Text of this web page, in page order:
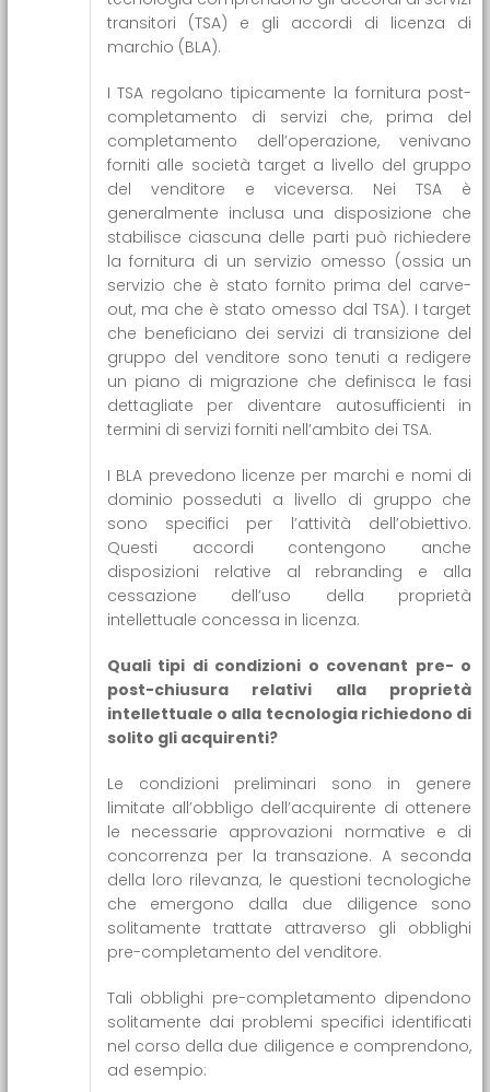
transitori (TSA) e gli accordi di licenza di
marchio (BLA).
I TSA regolano tipicamente la fornitura post-
completamento di servizi che, prima del
completamento dell’operazione, venivano
forniti alle società target a livello del gruppo
del venditore e viceversa. Nei TSA è
generalmente inclusa una disposizione che
stabilisce ciascuna delle parti può richiedere
la fornitura di un servizio omesso (ossia un
servizio che è stato fornito prima del carve-
out, ma che è stato omesso dal TSA). I target
che beneficiano dei servizi di transizione del
gruppo del venditore sono tenuti a redigere
un piano di migrazione che definisca le fasi
dettagliate per diventare autosufficienti in
termini di servizi forniti nell’ambito dei TSA.
I BLA prevedono licenze per marchi e nomi di
dominio posseduti a livello di gruppo che
sono specifici per l’attività dell’obiettivo.
Questi accordi contengono anche
disposizioni relative al rebranding e alla
cessazione dell’uso della proprietà
intellettuale concessa in licenza.
Quali tipi di condizioni o covenant pre- o
post-chiusura relativi alla proprietà
intellettuale o alla tecnologia richiedono di
solito gli acquirenti?
Le condizioni preliminari sono in genere
limitate all’obbligo dell’acquirente di ottenere
le necessarie approvazioni normative e di
concorrenza per la transazione. A seconda
della loro rilevanza, le questioni tecnologiche
che emergono dalla due diligence sono
solitamente trattate attraverso gli obblighi
pre-completamento del venditore.
Tali obblighi pre-completamento dipendono
solitamente dai problemi specifici identificati
nel corso della due diligence e comprendono,
ad esempio: